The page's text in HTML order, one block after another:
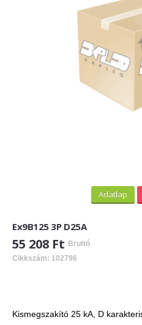
INFORMÁCIÓK
HOGYAN TUDOK ONLINE
ÁRLISTA
Adatlap
Ex9B125 3P D25A
55 208 Ft Bruttó
Cikkszám: 102796
Kismegszakító 25 kA, D